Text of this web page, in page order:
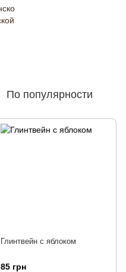
По популярности
Глинтвейн с яблоком
85 грн